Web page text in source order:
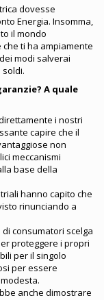
dovesse
Energia. Insomma,
il mondo
ti ha ampiamente
modi salverai
A quale
i nostri
capire che il
non
meccanismi
base della
hanno capito che
rinunciando a
consumatori scelga
proteggere i propri
per il singolo
per essere
anche dimostrare